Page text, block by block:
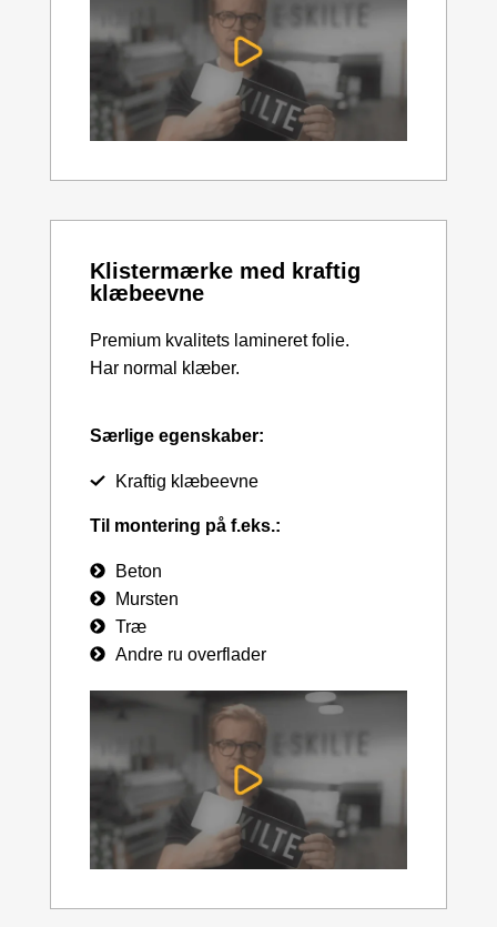
Klistermærke med kraftig
klæbeevne
Premium kvalitets lamineret folie.
Har normal klæber.
Særlige egenskaber:
Kraftig klæbeevne
Til montering på f.eks.:
Beton
Mursten
Træ
Andre ru overflader